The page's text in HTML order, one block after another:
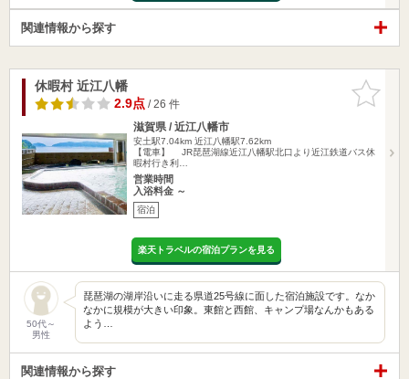
関連情報から探す
お気に入
りに追加
休暇村 近江八幡
2.9点/ 26 件
滋賀県 / 近江八幡市
安土駅7.04km 近江八幡駅7.62km
【電車】 JR琵琶湖線近江八幡駅北口より近江鉄道バス休
暇村行き利…
営業時間
入浴料金 ～
宿泊
楽天トラベルの宿泊プランを見る
50代～
男性
琵琶湖の湖岸沿いに走る県道25号線に面した宿泊施設です。なか
なかに規模が大きい印象。東館と西館、キャンプ場なんかもある
よう…
関連情報から探す